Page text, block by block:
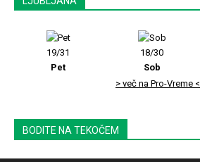
19/31
Pet
18/30
Sob
> več na Pro-Vreme <
BODITE NA TEKOČEM